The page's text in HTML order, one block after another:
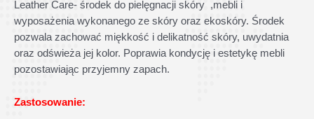
Leather Care- środek do pielęgnacji skóry ,mebli i
wyposażenia wykonanego ze skóry oraz ekoskóry. Środek
pozwala zachować miękkość i delikatność skóry, uwydatnia
oraz odświeża jej kolor. Poprawia kondycję i estetykę mebli
pozostawiając przyjemny zapach.
Zastosowanie: